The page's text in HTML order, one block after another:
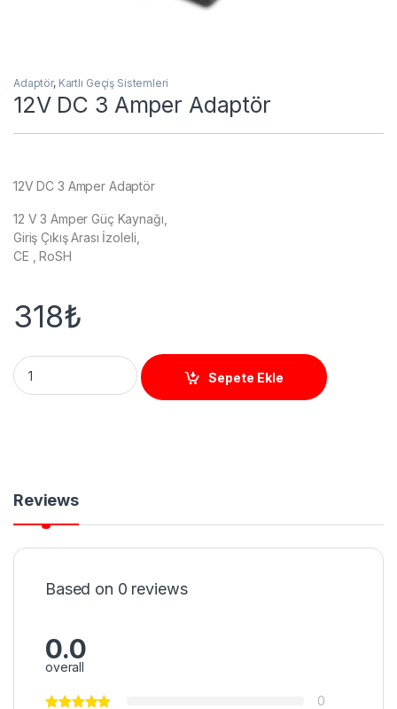
Adaptör, Kartlı Geçiş Sistemleri
12V DC 3 Amper Adaptör
12V DC 3 Amper Adaptör
12 V 3 Amper Güç Kaynağı,
Giriş Çıkış Arası İzoleli,
CE , RoSH
318₺
12V DC 3 Amper Adaptör quantity
Sepete Ekle
Reviews
Based on 0 reviews
0.0
overall
0